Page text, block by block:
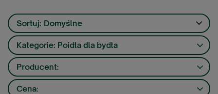
Sortuj: Domyślne
Kategorie: Poidła dla bydła
Producent:
Cena: